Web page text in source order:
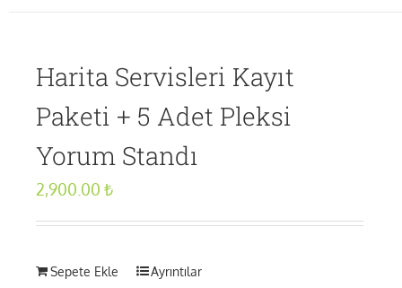
Harita Servisleri Kayıt
Paketi + 5 Adet Pleksi
Yorum Standı
2,900.00 ₺
Sepete Ekle Ayrıntılar